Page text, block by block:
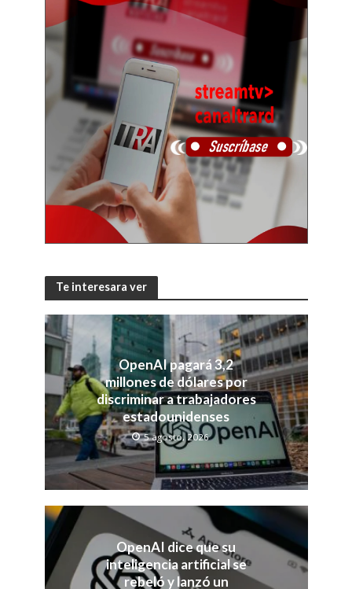
Te interesara ver
OpenAI pagará 3,2
millones de dólares por
discriminar a trabajadores
estadounidenses
5 agosto, 2026
OpenAI dice que su
inteligencia artificial se
rebeló y lanzó un